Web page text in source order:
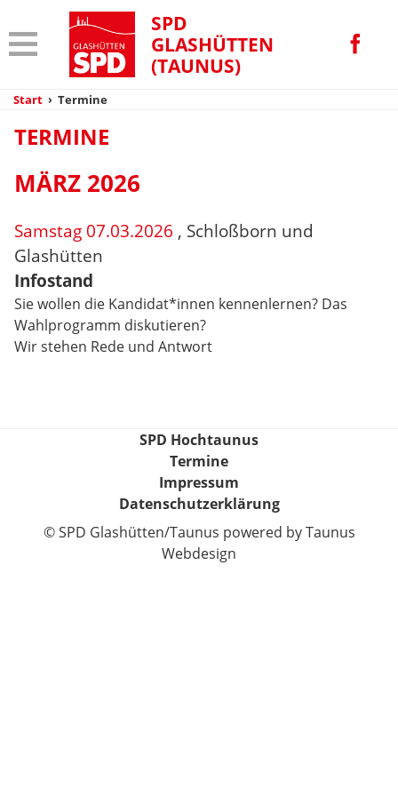
SPD
GLASHÜTTEN
(TAUNUS)
Start › Termine
TERMINE
MÄRZ 2026
Samstag 07.03.2026 , Schloßborn und
Glashütten
Infostand
Sie wollen die Kandidat*innen kennenlernen? Das
Wahlprogramm diskutieren?
Wir stehen Rede und Antwort
SPD Hochtaunus
Termine
Impressum
Datenschutzerklärung
© SPD Glashütten/Taunus powered by Taunus
Webdesign